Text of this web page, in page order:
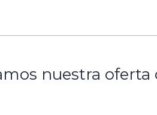
nuestra oferta